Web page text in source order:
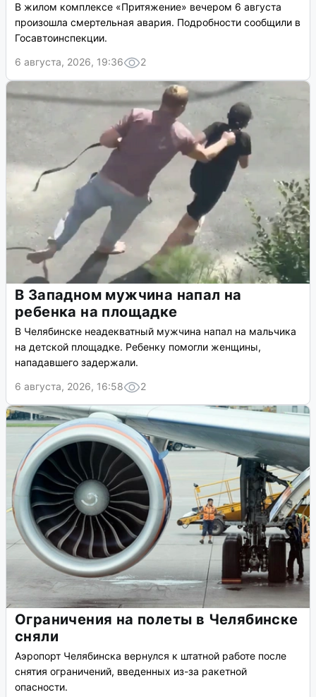
В жилом комплексе «Притяжение» вечером 6 августа
произошла смертельная авария. Подробности сообщили в
Госавтоинспекции.
6 августа, 2026, 19:36
2
В Западном мужчина напал на
ребенка на площадке
В Челябинске неадекватный мужчина напал на мальчика
на детской площадке. Ребенку помогли женщины,
нападавшего задержали.
6 августа, 2026, 16:58
2
Ограничения на полеты в Челябинске
сняли
Аэропорт Челябинска вернулся к штатной работе после
снятия ограничений, введенных из-за ракетной
опасности.